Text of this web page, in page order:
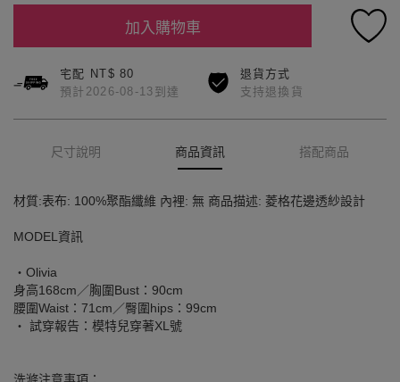
加入購物車
宅配 NT$ 80
預計2026-08-13到達
退貨方式
支持退換貨
尺寸說明 商品資訊 搭配商品
材質:表布: 100%聚酯纖維 內裡: 無 商品描述: 菱格花邊透紗設計
MODEL資訊
‧Olivia
身高168cm／胸圍Bust：90cm
腰圍Waist：71cm／臀圍hips：99cm
‧ 試穿報告：模特兒穿著XL號